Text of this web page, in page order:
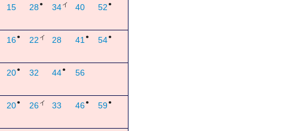
15 28● 34イ 40 52 ●
16● 22 イ 28 41 ● 54 ●
20● 32 44● 56
20● 26イ 33 46 ● 59 ●